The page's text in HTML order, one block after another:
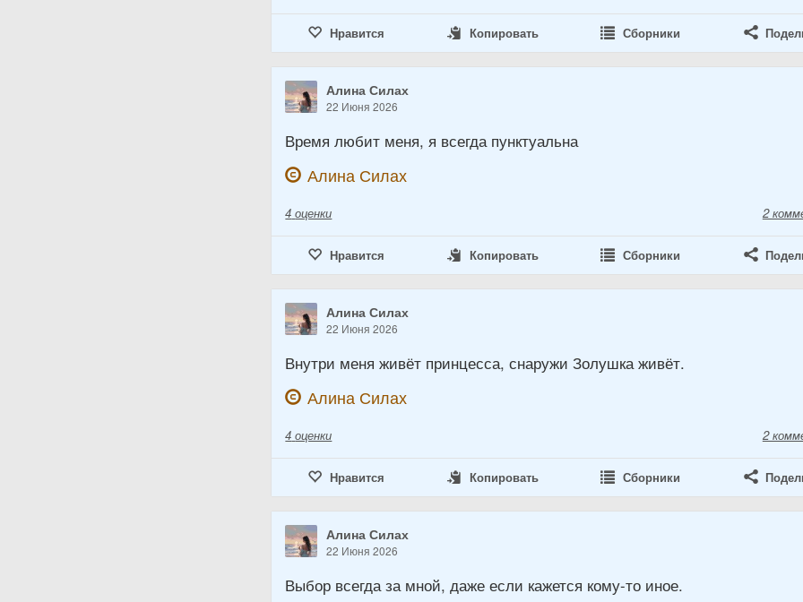
Нравится Копировать Сборники
Алина Силах
22 Июня 2026
Время любит меня, я всегда пунктуальна
Алина Силах
4 оценки 2
Нравится Копировать Сборники
Алина Силах
22 Июня 2026
Внутри меня живёт принцесса, снаружи Золушка живёт.
Алина Силах
4 оценки 2
Нравится Копировать Сборники
Алина Силах
22 Июня 2026
Выбор всегда за мной, даже если кажется кому-то иное.